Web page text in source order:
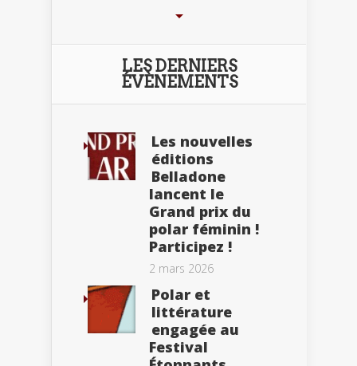
LES DERNIERS
ÉVÈNEMENTS
Les nouvelles
éditions
Belladone
lancent le
Grand prix du
polar féminin !
Participez !
2 mars 2026
Polar et
littérature
engagée au
Festival